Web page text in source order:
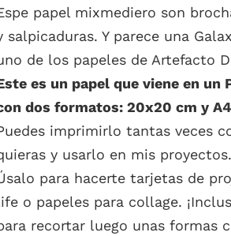
original
era:
1.20€.
actual
es:
0.00€.
papel mixmediero son
salpicaduras. Y parece una
de los papeles de Artefacto
es un papel que viene en un
dos formatos: 20x20 cm y
imprimirlo tantas veces
y usarlo en mis proyectos.
para hacerte tarjetas de
o papeles para collage.
recortar luego unas formas